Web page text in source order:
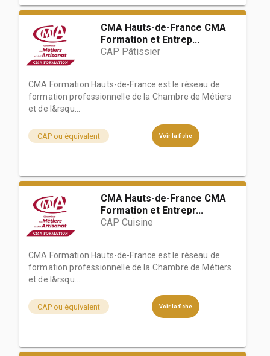
CMA Hauts-de-France CMA
Formation et Entrep...
CAP Pâtissier
CMA Formation Hauts-de-France est le réseau de
formation professionnelle de la Chambre de Métiers
et de l&rsqu...
CAP ou équivalent Voir la fiche
CMA Hauts-de-France CMA
Formation et Entrepr...
CAP Cuisine
CMA Formation Hauts-de-France est le réseau de
formation professionnelle de la Chambre de Métiers
et de l&rsqu...
CAP ou équivalent Voir la fiche